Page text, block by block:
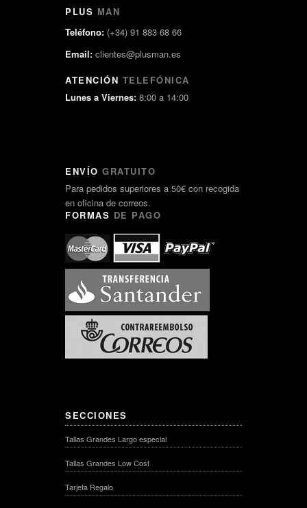
PLUS MAN
Teléfono: (+34) 91 883 68 66
Email: clientes@plusman.es
ATENCIÓN TELEFÓNICA
Lunes a Viernes: 8:00 a 14:00
ENVÍO GRATUITO
Para pedidos superiores a 50€ con recogida
en oficina de correos.
FORMAS DE PAGO
SECCIONES
Tallas Grandes Largo especial
Tallas Grandes Low Cost
Tarjeta Regalo